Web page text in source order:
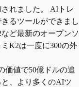
れました。 AIトレ
るツールができまし
ど最新のオープンソ
K2は一度に300の外
価値で50億ドルの追
、より多くのAIツ